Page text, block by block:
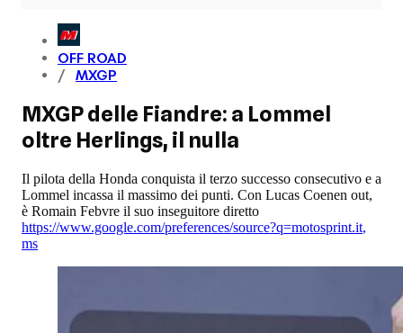
OFF ROAD
MXGP
MXGP delle Fiandre: a Lommel
oltre Herlings, il nulla
Il pilota della Honda conquista il terzo successo consecutivo e a
Lommel incassa il massimo dei punti. Con Lucas Coenen out,
è Romain Febvre il suo inseguitore diretto
https://www.google.com/preferences/source?q=motosprint.it,
ms